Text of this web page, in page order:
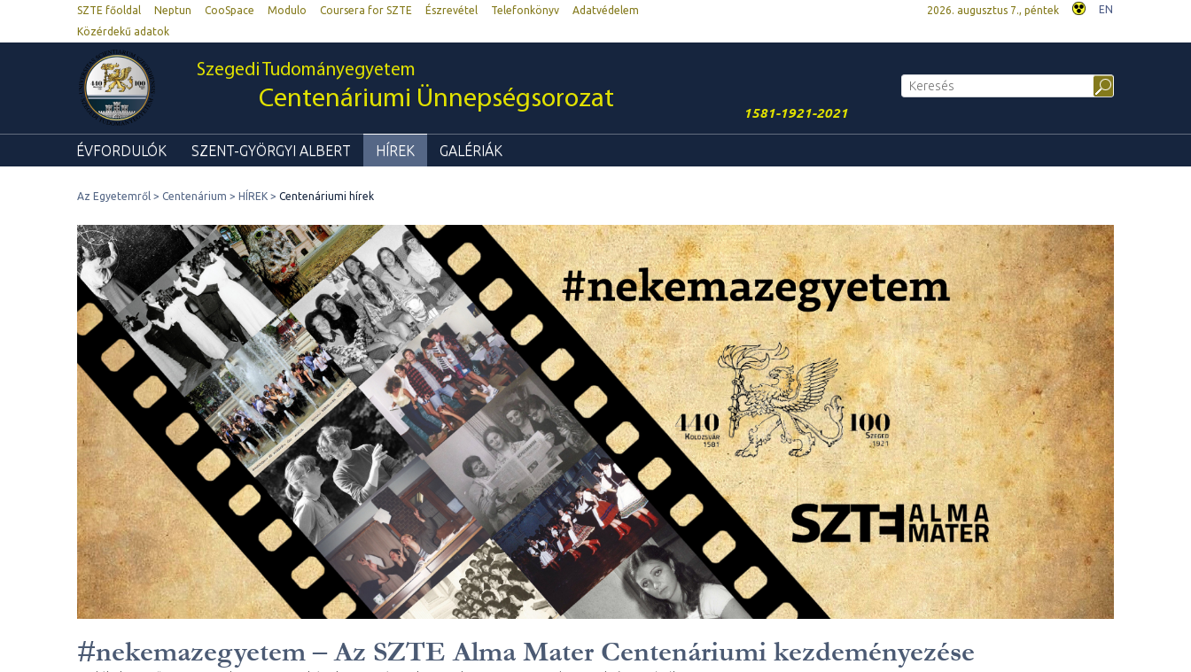
SZTE főoldal Neptun CooSpace Modulo Coursera for SZTE Észrevétel Telefonkönyv
Adatvédelem
Közérdekű adatok
2026. augusztus 7., péntek EN
Szegedi Tudományegyetem
Centenáriumi Ünnepségsorozat 1581-1921-2021
ÉVFORDULÓK SZENT-GYÖRGYI ALBERT HÍREK GALÉRIÁK
Az Egyetemről Centenárium HÍREK Centenáriumi hírek
#nekemazegyetem – Az SZTE Alma Mater Centenáriumi kezdeményezése